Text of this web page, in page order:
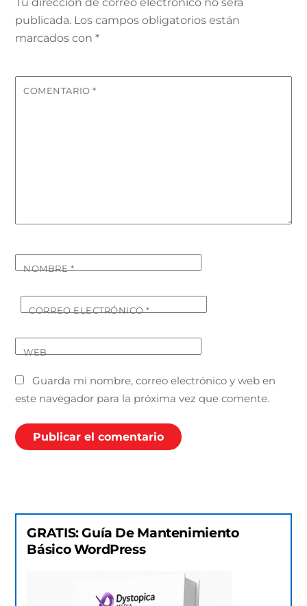
publicada. Los campos obligatorios están
marcados con*
COMENTARIO*
NOMBRE*
CORREO ELECTRÓNICO*
WEB
Guarda mi nombre, correo electrónico y web en
este navegador para la próxima vez que comente.
GRATIS: Guía De Mantenimiento
Básico WordPress